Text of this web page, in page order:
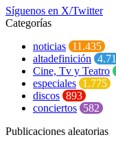
Síguenos en X/Twitter
Categorías
noticias 11.435
altadefinición
Cine, Tv y Teatro
especiales 1.775
discos 893
conciertos 582
Publicaciones aleatorias